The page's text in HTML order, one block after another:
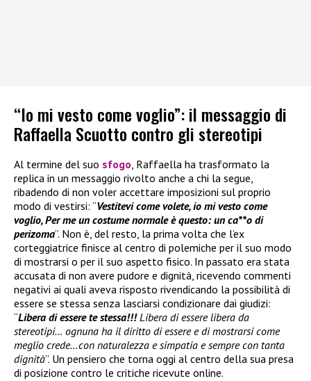
“Io mi vesto come voglio”: il messaggio di
Raffaella Scuotto contro gli stereotipi
Al termine del suo sfogo, Raffaella ha trasformato la
replica in un messaggio rivolto anche a chi la segue,
ribadendo di non voler accettare imposizioni sul proprio
modo di vestirsi: “Vestitevi come volete, io mi vesto come
voglio, Per me un costume normale è questo: un ca**o di
perizoma”. Non è, del resto, la prima volta che l’ex
corteggiatrice finisce al centro di polemiche per il suo modo
di mostrarsi o per il suo aspetto fisico. In passato era stata
accusata di non avere pudore e dignità, ricevendo commenti
negativi ai quali aveva risposto rivendicando la possibilità di
essere se stessa senza lasciarsi condizionare dai giudizi:
“Libera di essere te stessa!!!Libera di essere libera da
stereotipi… ognuna ha il diritto di essere e di mostrarsi come
meglio crede…con naturalezza e simpatia e sempre con tanta
dignità”. Un pensiero che torna oggi al centro della sua presa
di posizione contro le critiche ricevute online.